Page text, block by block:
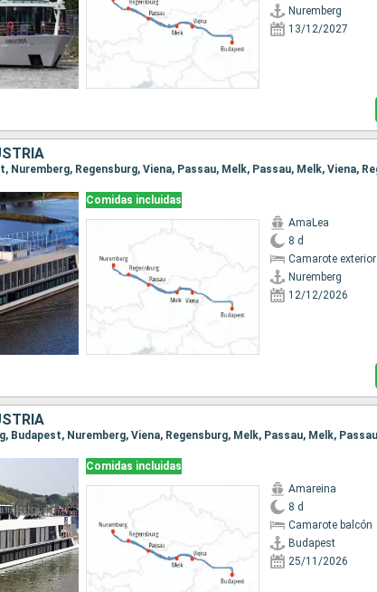
Nuremberg
13/12/2027
Comidas incluidas
AmaLea
8 d
Camarote exterior
Nuremberg
12/12/2026
Comidas incluidas
Amareina
8 d
Camarote balcón
Budapest
25/11/2026